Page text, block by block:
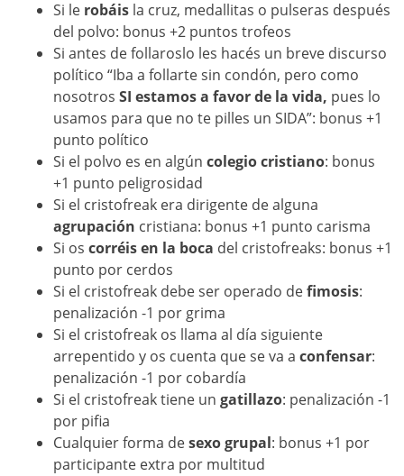
Si le robáis la cruz, medallitas o pulseras después
del polvo: bonus +2 puntos trofeos
Si antes de follaroslo les hacés un breve discurso
político “Iba a follarte sin condón, pero como
nosotros SI estamos a favor de la vida, pues lo
usamos para que no te pilles un SIDA”: bonus +1
punto político
Si el polvo es en algúncolegio cristiano: bonus
+1 punto peligrosidad
Si el cristofreak era dirigente de alguna
agrupación cristiana: bonus +1 punto carisma
Si os corréis en la boca del cristofreaks: bonus +1
punto por cerdos
Si el cristofreak debe ser operado defimosis:
penalización -1 por grima
Si el cristofreak os llama al día siguiente
arrepentido y os cuenta que se va aconfensar:
penalización -1 por cobardía
Si el cristofreak tiene ungatillazo: penalización -1
por pifia
Cualquier forma desexo grupal: bonus +1 por
participante extra por multitud